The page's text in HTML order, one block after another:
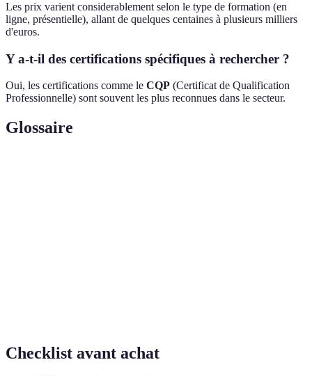
Les prix varient considerablement selon le type de formation (en
ligne, présentielle), allant de quelques centaines à plusieurs milliers
d'euros.
Y a-t-il des certifications spécifiques à rechercher ?
Oui, les certifications comme le CQP (Certificat de Qualification
Professionnelle) sont souvent les plus reconnues dans le secteur.
Glossaire
Checklist avant achat